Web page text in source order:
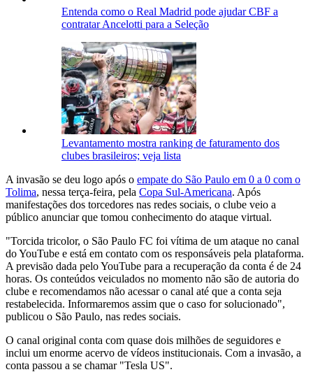
Entenda como o Real Madrid pode ajudar CBF a
contratar Ancelotti para a Seleção
Levantamento mostra ranking de faturamento dos
clubes brasileiros; veja lista
A invasão se deu logo após o empate do São Paulo em 0 a 0 com o
Tolima, nessa terça-feira, pela Copa Sul-Americana. Após
manifestações dos torcedores nas redes sociais, o clube veio a
público anunciar que tomou conhecimento do ataque virtual.
"Torcida tricolor, o São Paulo FC foi vítima de um ataque no canal
do YouTube e está em contato com os responsáveis pela plataforma.
A previsão dada pelo YouTube para a recuperação da conta é de 24
horas. Os conteúdos veiculados no momento não são de autoria do
clube e recomendamos não acessar o canal até que a conta seja
restabelecida. Informaremos assim que o caso for solucionado",
publicou o São Paulo, nas redes sociais.
O canal original conta com quase dois milhões de seguidores e
inclui um enorme acervo de vídeos institucionais. Com a invasão, a
conta passou a se chamar "Tesla US".